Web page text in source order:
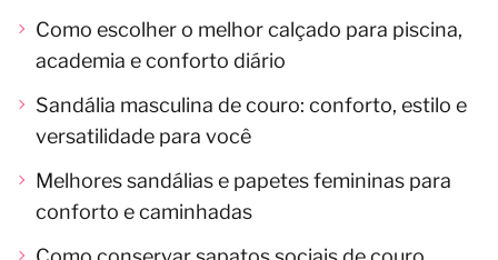
Como escolher o melhor calçado para piscina,
academia e conforto diário
Sandália masculina de couro: conforto, estilo e
versatilidade para você
Melhores sandálias e papetes femininas para
conforto e caminhadas